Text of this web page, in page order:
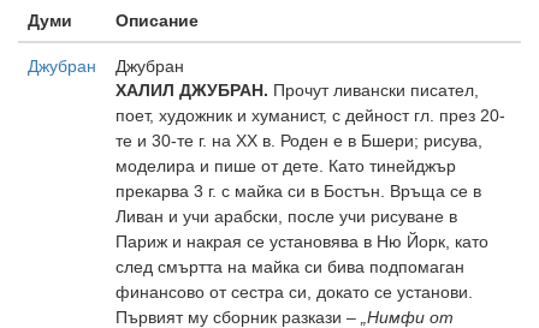
Думи
Описание
Джубран
Джубран
ХАЛИЛ ДЖУБРАН. Прочут ливански писател,
поет, художник и хуманист, с дейност гл. през 20-
те и 30-те г. на XX в. Роден е в Бшери; рисува,
моделира и пише от дете. Като тинейджър
прекарва 3 г. с майка си в Бостън. Връща се в
Ливан и учи арабски, после учи рисуване в
Париж и накрая се установява в Ню Йорк, като
след смъртта на майка си бива подпомаган
финансово от сестра си, докато се установи.
Първият му сборник разкази – „Нимфи от